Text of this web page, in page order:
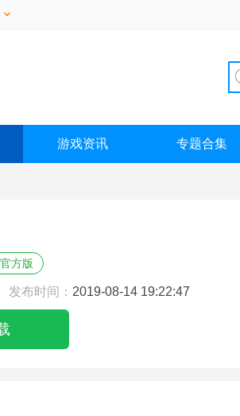
游戏资讯 专题合集
官方版
发布时间： 2019-08-14 19:22:47